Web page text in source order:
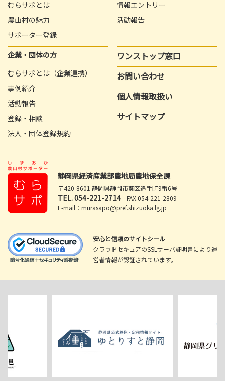
むらサポとは
農山村の魅力
サポーター登録
情報エントリー
活動報告
企業・団体の方
むらサポとは（企業連携）
事例紹介
活動報告
登録・相談
法人・団体登録規約
ワンストップ窓口
お問い合わせ
個人情報取扱い
サイトマップ
静岡県経済産業部農地局農地保全課
〒420-8601 静岡県静岡市葵区追手町9番6号
TEL.054-221-2714 FAX.054-221-2809
E-mail：murasapo@pref.shizuoka.lg.jp
安心と信頼のサイトシール
クラウドセキュアのSSLサーバ証明書により運
営者情報が認証されています。